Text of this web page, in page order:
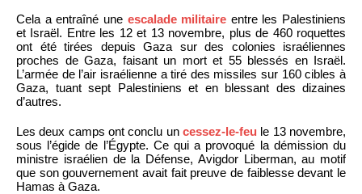
Cela a entraîné une escalade militaire entre les Palestiniens
et Israël. Entre les 12 et 13 novembre, plus de 460 roquettes
ont été tirées depuis Gaza sur des colonies israéliennes
proches de Gaza, faisant un mort et 55 blessés en Israël.
L’armée de l’air israélienne a tiré des missiles sur 160 cibles à
Gaza, tuant sept Palestiniens et en blessant des dizaines
d’autres.
Les deux camps ont conclu un cessez-le-feu le 13 novembre,
sous l’égide de l’Égypte. Ce qui a provoqué la démission du
ministre israélien de la Défense, Avigdor Liberman, au motif
que son gouvernement avait fait preuve de faiblesse devant le
Hamas à Gaza.